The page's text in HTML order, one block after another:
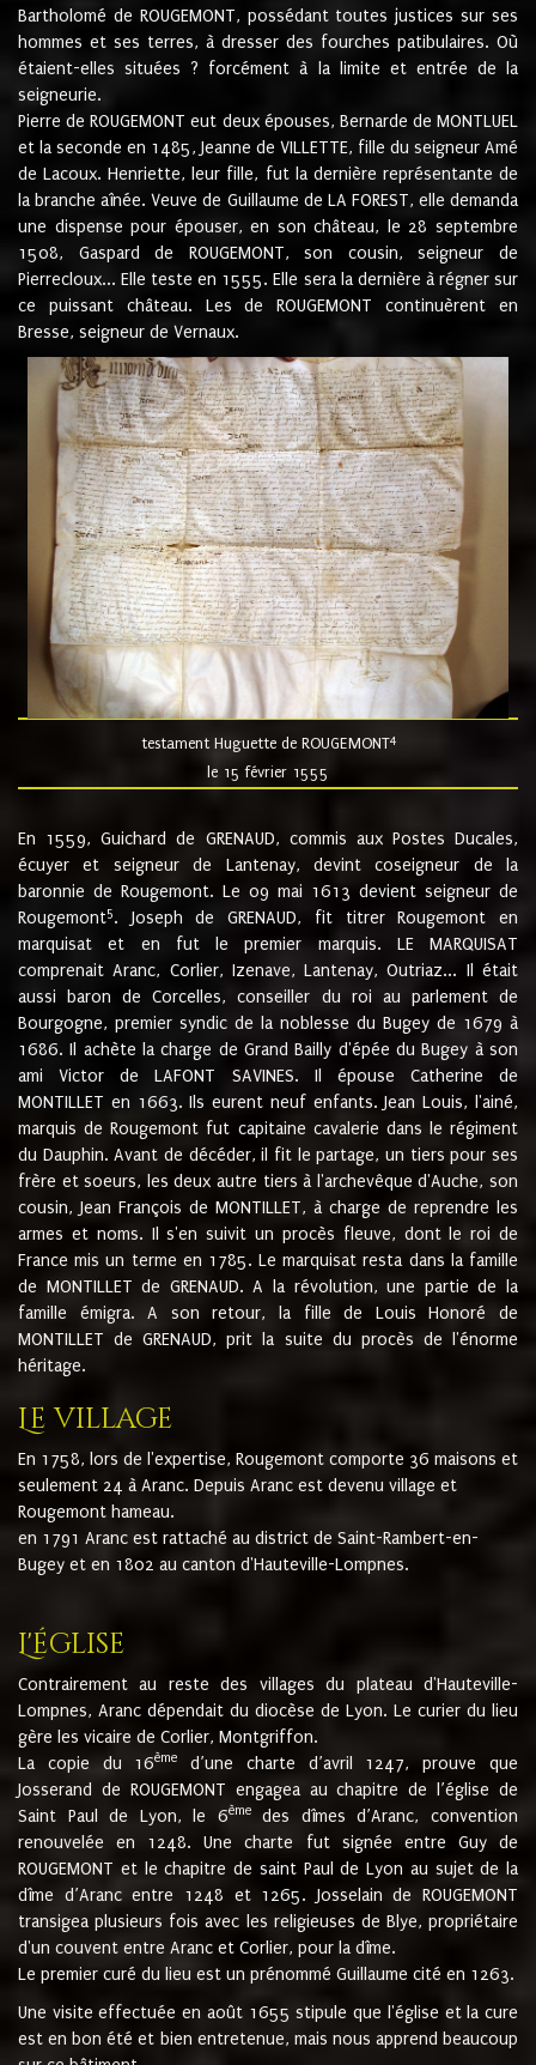
Bartholomé de ROUGEMONT, possédant toutes justices sur ses
hommes et ses terres, à dresser des fourches patibulaires. Où
étaient-elles situées ? forcément à la limite et entrée de la
seigneurie.
Pierre de ROUGEMONT eut deux épouses, Bernarde de MONTLUEL
et la seconde en 1485, Jeanne de VILLETTE, fille du seigneur Amé
de Lacoux. Henriette, leur fille, fut la dernière représentante de
la branche aînée. Veuve de Guillaume de LA FOREST, elle demanda
une dispense pour épouser, en son château, le 28 septembre
1508, Gaspard de ROUGEMONT, son cousin, seigneur de
Pierrecloux... Elle teste en 1555. Elle sera la dernière à régner sur
ce puissant château. Les de ROUGEMONT continuèrent en
Bresse, seigneur de Vernaux.
testament Huguette de ROUGEMONT4
le 15 février 1555
En 1559, Guichard de GRENAUD, commis aux Postes Ducales,
écuyer et seigneur de Lantenay, devint coseigneur de la
baronnie de Rougemont. Le 09 mai 1613 devient seigneur de
Rougemont5. Joseph de GRENAUD, fit titrer Rougemont en
marquisat et en fut le premier marquis. LE MARQUISAT
comprenait Aranc, Corlier, Izenave, Lantenay, Outriaz... Il était
aussi baron de Corcelles, conseiller du roi au parlement de
Bourgogne, premier syndic de la noblesse du Bugey de 1679 à
1686. Il achète la charge de Grand Bailly d'épée du Bugey à son
ami Victor de LAFONT SAVINES. Il épouse Catherine de
MONTILLET en 1663. Ils eurent neuf enfants. Jean Louis, l'ainé,
marquis de Rougemont fut capitaine cavalerie dans le régiment
du Dauphin. Avant de décéder, il fit le partage, un tiers pour ses
frère et soeurs, les deux autre tiers à l'archevêque d'Auche, son
cousin, Jean François de MONTILLET, à charge de reprendre les
armes et noms. Il s'en suivit un procès fleuve, dont le roi de
France mis un terme en 1785. Le marquisat resta dans la famille
de MONTILLET de GRENAUD. A la révolution, une partie de la
famille émigra. A son retour, la fille de Louis Honoré de
MONTILLET de GRENAUD, prit la suite du procès de l'énorme
héritage.
Le village
En 1758, lors de l'expertise, Rougemont comporte 36 maisons et
seulement 24 à Aranc. Depuis Aranc est devenu village et
Rougemont hameau.
en 1791 Aranc est rattaché au district de Saint-Rambert-en-
Bugey et en 1802 au canton d'Hauteville-Lompnes.
L'église
Contrairement au reste des villages du plateau d'Hauteville-
Lompnes, Aranc dépendait du diocèse de Lyon. Le curier du lieu
gère les vicaire de Corlier, Montgriffon.
La copie du 16ème
d’une charte d’avril 1247, prouve que
Josserand de ROUGEMONT engagea au chapitre de l’église de
Saint Paul de Lyon, le 6èmedes dîmes d’Aranc, convention
renouvelée en 1248. Une charte fut signée entre Guy de
ROUGEMONT et le chapitre de saint Paul de Lyon au sujet de la
dîme d’Aranc entre 1248 et 1265. Josselain de ROUGEMONT
transigea plusieurs fois avec les religieuses de Blye, propriétaire
d'un couvent entre Aranc et Corlier, pour la dîme.
Le premier curé du lieu est un prénommé Guillaume cité en 1263.
Une visite effectuée en août 1655 stipule que l'église et la cure
est en bon été et bien entretenue, mais nous apprend beaucoup